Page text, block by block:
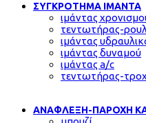
ΣΥΓΚΡΟΤΗΜΑ ΙΜΑΝΤΑ
ιμάντας
τεντωτήρας-
ιμάντας
ιμάντας δυναμού
ιμάντας a/c
τεντωτήρας-
ΑΝΑΦΛΕΞΗ-ΠΑΡΟΧΗ